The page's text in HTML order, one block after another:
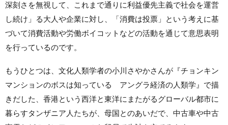
深刻さを無視して、これまで通りに利益優先主義で社会を運営
し続け」る大人や企業に対し、「消費は投票」という考えに基
づいて消費活動や労働ボイコットなどの活動を通じて意思表明
を行っているのです。
もうひとつは、文化人類学者の小川さやかさんが『チョンキン
マンションのボスは知っている アングラ経済の人類学』で描
きだした、香港という西洋と東洋にまたがるグローバル都市に
暮らすタンザニア人たちが、母国とのあいだで、中古車や中古